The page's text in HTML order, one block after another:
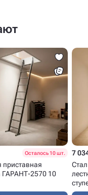
Осталось 10 шт.
приставная
ГАРАНТ-2570 10
7